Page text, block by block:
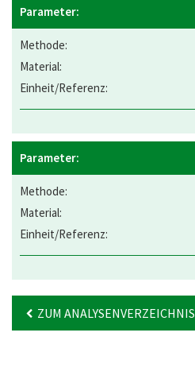
ZUM ANALYSENVERZEICHNIS